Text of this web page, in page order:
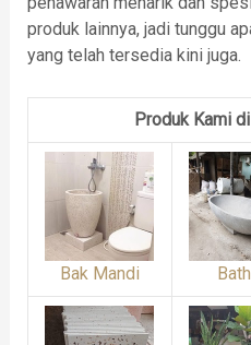
produk lainnya, jadi tunggu
yang telah tersedia kini juga.
Produk Kami
Bak Mandi